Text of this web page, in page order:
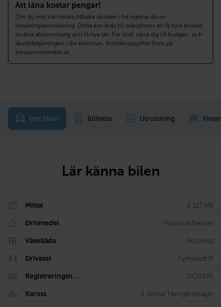
Att låna kostar pengar!
Om du inte kan betala tillbaka skulden i tid riskerar du en
betalningsanmärkning. Detta kan leda till svårigheter att få hyra bostad,
teckna abonnemang och få nya lån. För stöd, vänd dig till budget- och
skuldrådgivningen i din kommun. Kontaktuppgifter finns på
konsumentverket.se.
Om bilen Bilfakta Utrustning
Lär känna bilen
Miltal 2 117 Mil
Drivmedel Hybrid el/bensin
Växellåda Automat
Drivaxel Fyrhjulsdrift
Registreringsn... DGR97K
Kaross 5 dörrar Herrgårdsvagn